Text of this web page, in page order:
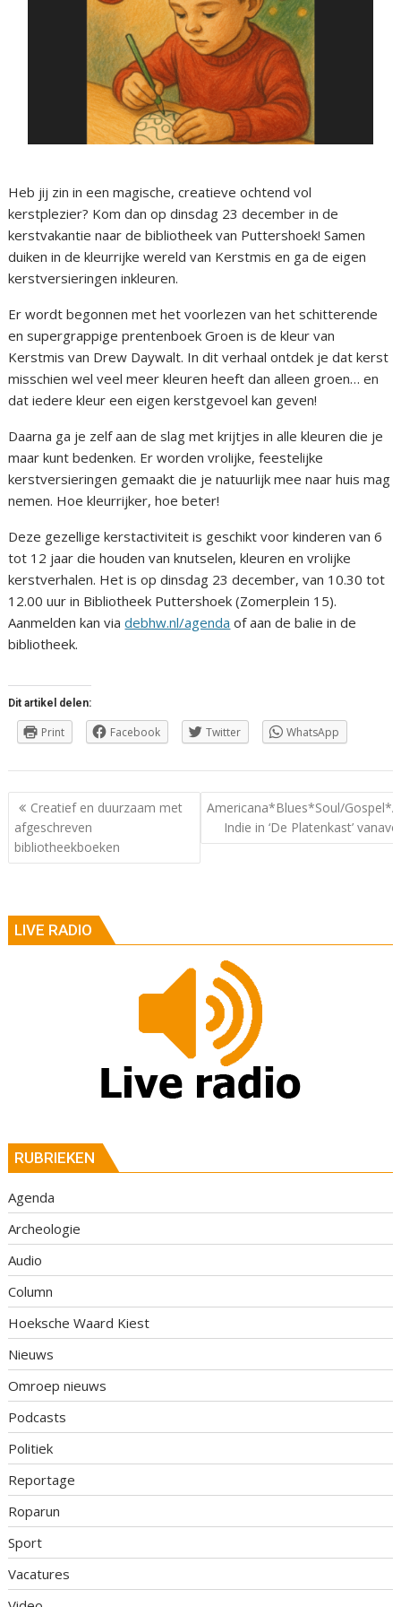
Heb jij zin in een magische, creatieve ochtend vol
kerstplezier? Kom dan op dinsdag 23 december in de
kerstvakantie naar de bibliotheek van Puttershoek! Samen
duiken in de kleurrijke wereld van Kerstmis en ga de eigen
kerstversieringen inkleuren.
Er wordt begonnen met het voorlezen van het schitterende
en supergrappige prentenboek Groen is de kleur van
Kerstmis van Drew Daywalt. In dit verhaal ontdek je dat kerst
misschien wel veel meer kleuren heeft dan alleen groen… en
dat iedere kleur een eigen kerstgevoel kan geven!
Daarna ga je zelf aan de slag met krijtjes in alle kleuren die je
maar kunt bedenken. Er worden vrolijke, feestelijke
kerstversieringen gemaakt die je natuurlijk mee naar huis mag
nemen. Hoe kleurrijker, hoe beter!
Deze gezellige kerstactiviteit is geschikt voor kinderen van 6
tot 12 jaar die houden van knutselen, kleuren en vrolijke
kerstverhalen. Het is op dinsdag 23 december, van 10.30 tot
12.00 uur in Bibliotheek Puttershoek (Zomerplein 15).
Aanmelden kan viadebhw.nl/agenda of aan de balie in de
bibliotheek.
Dit artikel delen:
Print Facebook Twitter WhatsApp
Berichtnavigatie
Creatief en duurzaam met
afgeschreven
bibliotheekboeken
Americana*Blues*Soul/
Indie in ‘De Platenkast’
LIVE RADIO
RUBRIEKEN
Agenda
Archeologie
Audio
Column
Hoeksche Waard Kiest
Nieuws
Omroep nieuws
Podcasts
Politiek
Reportage
Roparun
Sport
Vacatures